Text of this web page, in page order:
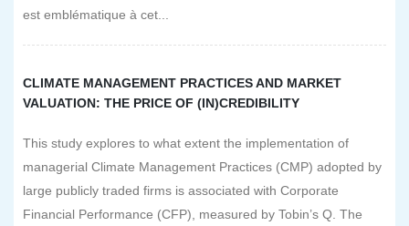
est emblématique à cet...
CLIMATE MANAGEMENT PRACTICES AND MARKET
VALUATION: THE PRICE OF (IN)CREDIBILITY
This study explores to what extent the implementation of
managerial Climate Management Practices (CMP) adopted by
large publicly traded firms is associated with Corporate
Financial Performance (CFP), measured by Tobin’s Q. The